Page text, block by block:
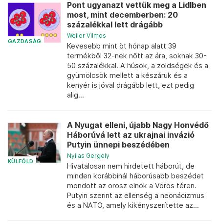
GAZDASÁG
Pont ugyanazt vettük meg a Lidlben
most, mint decemberben: 20
százalékkal lett drágább
Weiler Vilmos
Kevesebb mint öt hónap alatt 39
termékből 32-nek nőtt az ára, soknak 30-
50 százalékkal. A húsok, a zöldségek és a
gyümölcsök mellett a készáruk és a
kenyér is jóval drágább lett, ezt pedig
alig...
KÜLFÖLD
A Nyugat elleni, újabb Nagy Honvédő
Háborúvá lett az ukrajnai invázió
Putyin ünnepi beszédében
Nyilas Gergely
Hivatalosan nem hirdetett háborút, de
minden korábbinál háborúsabb beszédet
mondott az orosz elnök a Vörös téren.
Putyin szerint az ellenség a neonácizmus
és a NATO, amely kikényszerítette az...